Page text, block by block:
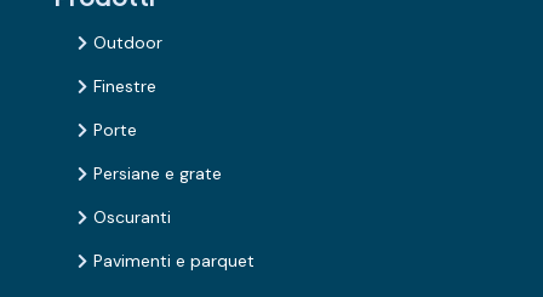
 Outdoor
 Finestre
 Porte
 Persiane e grate
 Oscuranti
 Pavimenti e parquet